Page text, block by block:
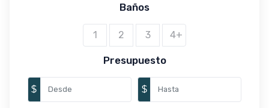
Baños
1 2 3 4+
Presupuesto
$ $